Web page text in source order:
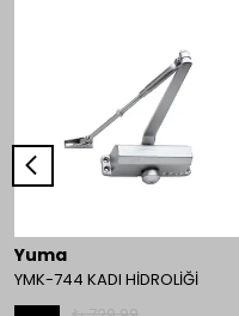
Yuma
YMK-744 KADI HİDROLİĞİ